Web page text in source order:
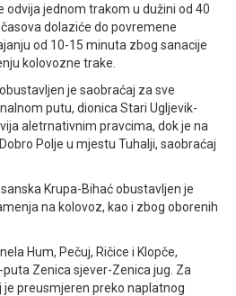
odvija jednom trakom u dužini od 40
dolaziće do povremene
od 10-15 minuta zbog sanacije
kolovozne trake.
je saobraćaj za sve
putu, dionica Stari Ugljevik-
aletrnativnim pravcima, dok je na
Polje u mjestu Tuhalji, saobraćaj
Krupa-Bihać obustavljen je
na kolovoz, kao i zbog oborenih
Hum, Pečuj, Ričice i Klopče,
Zenica sjever-Zenica jug. Za
preusmjeren preko naplatnog